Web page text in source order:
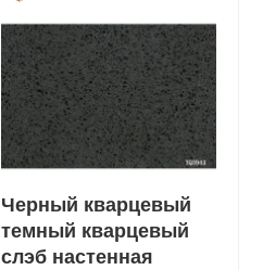
Черный кварцевый
темный кварцевый
слэб настенная